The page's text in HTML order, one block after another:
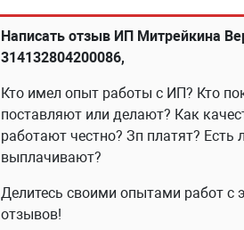
Написать отзыв ИП Митрейкина
314132804200086,
Кто имел опыт работы с ИП? Кто
поставляют или делают? Как
работают честно? Зп платят?
выплачивают?
Делитесь своими опытами работ с
отзывов!